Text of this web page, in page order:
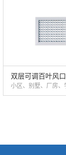
双层可调百叶风口